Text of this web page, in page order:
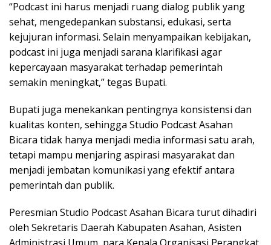
“Podcast ini harus menjadi ruang dialog publik yang
sehat, mengedepankan substansi, edukasi, serta
kejujuran informasi. Selain menyampaikan kebijakan,
podcast ini juga menjadi sarana klarifikasi agar
kepercayaan masyarakat terhadap pemerintah
semakin meningkat,” tegas Bupati.
Bupati juga menekankan pentingnya konsistensi dan
kualitas konten, sehingga Studio Podcast Asahan
Bicara tidak hanya menjadi media informasi satu arah,
tetapi mampu menjaring aspirasi masyarakat dan
menjadi jembatan komunikasi yang efektif antara
pemerintah dan publik.
Peresmian Studio Podcast Asahan Bicara turut dihadiri
oleh Sekretaris Daerah Kabupaten Asahan, Asisten